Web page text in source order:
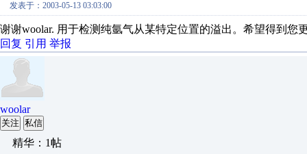
发表于：2003-05-13 03:03:00
谢谢woolar. 用于检测纯氩气从某特定位置的溢出。希望得到您更
回复 引用 举报
woolar
关注 私信
精华：1帖